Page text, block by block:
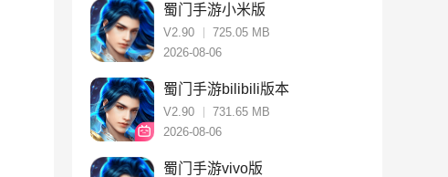
蜀门手游小米版
V2.90
725.05 MB
2026-08-06
蜀门手游bilibili版本
V2.90
731.65 MB
2026-08-06
蜀门手游vivo版